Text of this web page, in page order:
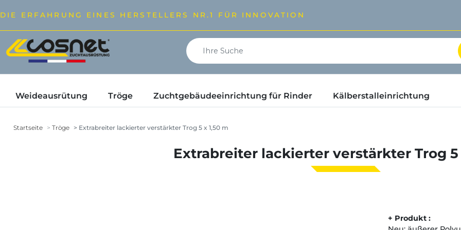
DIE ERFAHRUNG EINES HERSTELLERS NR.1 FÜR INNOVATION
Weideausrütung Tröge Zuchtgebäudeeinrichtung für Rinder Kälberstalleinrichtung
Startseite Tröge Extrabreiter lackierter verstärkter Trog 5 x 1,50 m
Extrabreiter lackierter verstärkter Trog 5
+ Produkt :